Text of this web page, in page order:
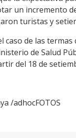
un incremento
turistas y
caso de las
de Salud
del 18 de
/adhocFOTOS